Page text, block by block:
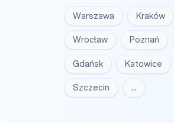
Warszawa Kraków
Wrocław Poznań
Gdańsk Katowice
Szczecin …